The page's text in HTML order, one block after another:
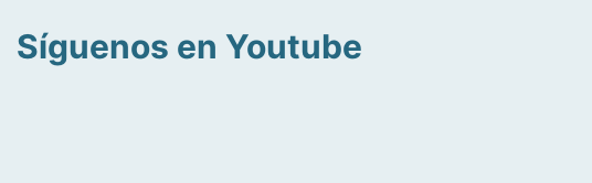
Síguenos en Youtube